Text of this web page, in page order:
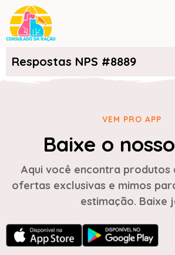
Respostas NPS #8889
VEM PRO APP
Baixe o
Aqui você encontra produtos
ofertas exclusivas e mimos
estimação. Baixe